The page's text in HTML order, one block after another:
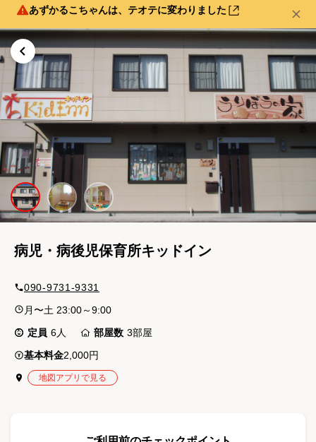
あずかるこちゃんは、テオテに変わりました
病児・病後児保育所キッドイン
090-9731-9331
月〜土 23:00～9:00
定員 6人 部屋数 3部屋
基本料金2,000円
地図アプリで見る